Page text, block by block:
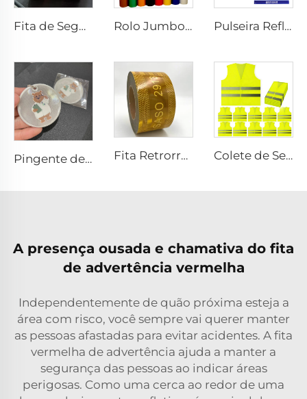
Fita de Segurança Retrorrefletiva Ultra Brilhante ECE 104R para Caminhão e Reboque Rolo Jumbo de Vinil Refletivo 3200, Filme de Folha Refletiva para Placa de Veículo Pulseira Refletiva de PVC com Fecho de Estalo, Pulseira de Estalo Refletiva para Atividades ao Ar Livre
Pingente de Segurança de Alta Visibilidade Personalizado, Brinde Promocional com Fecho Refletivo, Etiqueta para Mala com Cordão Personalizado em PVC Fita Retrorrefletiva SASO 2913 Amarela, Adesivo Retrorrefletivo para Caminhão e Reboque Colete de Segurança Refletivo em Malha com Logo Personalizado, Jaqueta de Segurança com Zíper Refletivo para Construção
A presença ousada e chamativa do fita
de advertência vermelha
Independentemente de quão próxima esteja a
área com risco, você sempre vai querer manter
as pessoas afastadas para evitar acidentes. A fita
vermelha de advertência ajuda a manter a
segurança das pessoas ao indicar áreas
perigosas. Como uma cerca ao redor de uma